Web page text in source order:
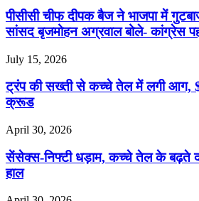
पीसीसी चीफ दीपक बैज ने भाजपा में
सांसद बृजमोहन अग्रवाल बोले- कांग्रेस
July 15, 2026
ट्रंप की सख्ती से कच्चे तेल में लगी आग,
क्रूड
April 30, 2026
सेंसेक्स-निफ्टी धड़ाम, कच्चे तेल के बढ़ते
हाल